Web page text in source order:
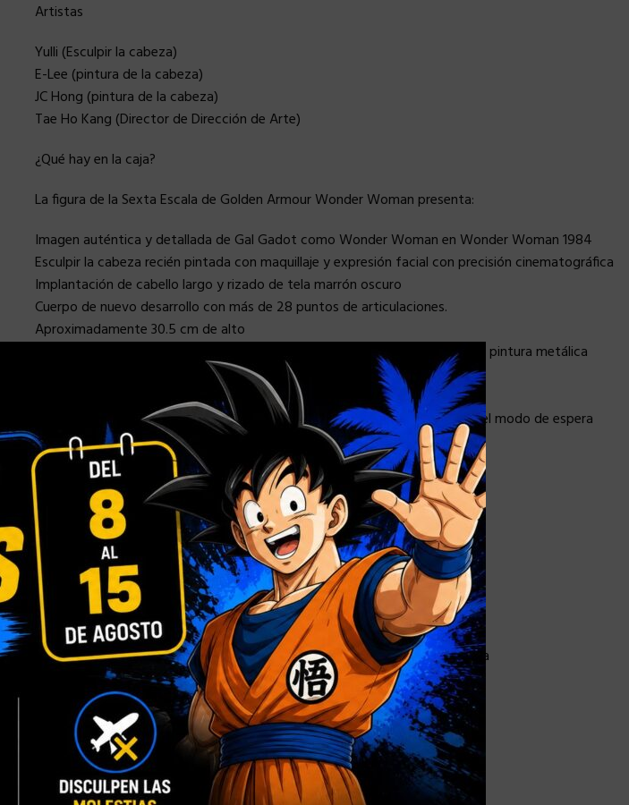
Artistas
Yulli (Esculpir la cabeza)
E-Lee (pintura de la cabeza)
JC Hong (pintura de la cabeza)
Tae Ho Kang (Director de Dirección de Arte)
¿Qué hay en la caja?
La figura de la Sexta Escala de Golden Armour Wonder Woman presenta:
Imagen auténtica y detallada de Gal Gadot como Wonder Woman en Wonder Woman 1984
Esculpir la cabeza recién pintada con maquillaje y expresión facial con precisión cinematográfica
Implantación de cabello largo y rizado de tela marrón oscuro
Cuerpo de nuevo desarrollo con más de 28 puntos de articulaciones.
Aproximadamente 30.5 cm de alto
La armadura dorada y las alas de la armadura se aplican especialmente con pintura metálica
dorada para mejorar los efectos brillantes
Dos (2) conjuntos de alas de armadura intercambiables que incluyen:
Un (1) juego de alas desplegadas con articulación para el modo de vuelo y el modo de espera
(aproximadamente 67 cm de ancho) ***
Un (1) conjunto de alas de armadura en modo neutral
Seis (6) piezas de manos intercambiables que incluyen:
Un (1) par de puños
Un (1) par de manos relajadas
Un (1) par de manos para sostener el lazo de la verdad
Cada cabeza esculpida está especialmente pintada a mano.
Disfraz:
Una (1) armadura dorada de Wonder Woman recién adaptada y estampada
Un (1) par de pulseras de presentación plateadas
Un (1) par de botas de tacón color dorado metálico
Una (1) pieza de cuerda de color dorado (lazo de la verdad)